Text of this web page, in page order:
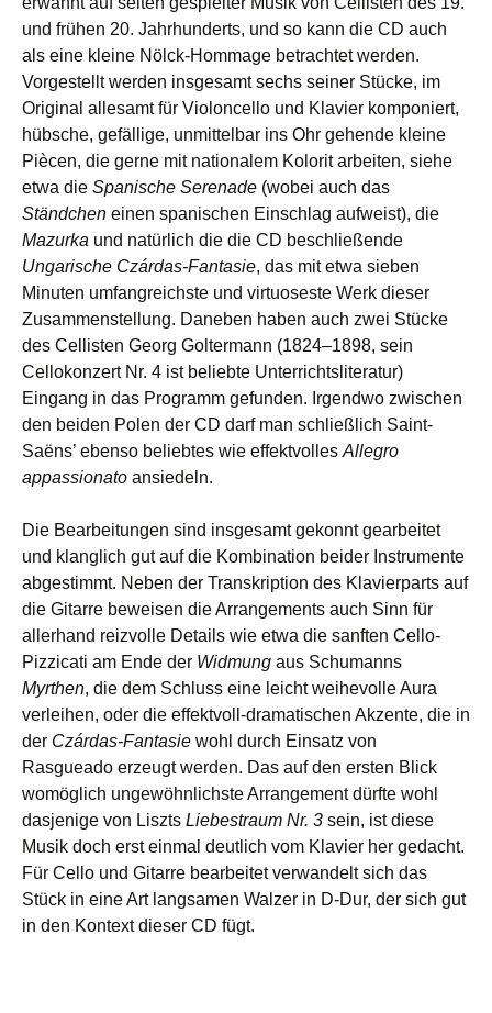
und frühen 20. Jahrhunderts, und so kann die CD auch
als eine kleine Nölck-Hommage betrachtet werden.
Vorgestellt werden insgesamt sechs seiner Stücke, im
Original allesamt für Violoncello und Klavier komponiert,
hübsche, gefällige, unmittelbar ins Ohr gehende kleine
Piècen, die gerne mit nationalem Kolorit arbeiten, siehe
etwa die Spanische Serenade (wobei auch das
Ständchen einen spanischen Einschlag aufweist), die
Mazurka und natürlich die die CD beschließende
Ungarische Czárdas-Fantasie, das mit etwa sieben
Minuten umfangreichste und virtuoseste Werk dieser
Zusammenstellung. Daneben haben auch zwei Stücke
des Cellisten Georg Goltermann (1824–1898, sein
Cellokonzert Nr. 4 ist beliebte Unterrichtsliteratur)
Eingang in das Programm gefunden. Irgendwo zwischen
den beiden Polen der CD darf man schließlich Saint-
Saëns’ ebenso beliebtes wie effektvolles Allegro
appassionato ansiedeln.
Die Bearbeitungen sind insgesamt gekonnt gearbeitet
und klanglich gut auf die Kombination beider Instrumente
abgestimmt. Neben der Transkription des Klavierparts auf
die Gitarre beweisen die Arrangements auch Sinn für
allerhand reizvolle Details wie etwa die sanften Cello-
Pizzicati am Ende der Widmung aus Schumanns
Myrthen, die dem Schluss eine leicht weihevolle Aura
verleihen, oder die effektvoll-dramatischen Akzente, die in
der Czárdas-Fantasie wohl durch Einsatz von
Rasgueado erzeugt werden. Das auf den ersten Blick
womöglich ungewöhnlichste Arrangement dürfte wohl
dasjenige von Liszts Liebestraum Nr. 3 sein, ist diese
Musik doch erst einmal deutlich vom Klavier her gedacht.
Für Cello und Gitarre bearbeitet verwandelt sich das
Stück in eine Art langsamen Walzer in D-Dur, der sich gut
in den Kontext dieser CD fügt.